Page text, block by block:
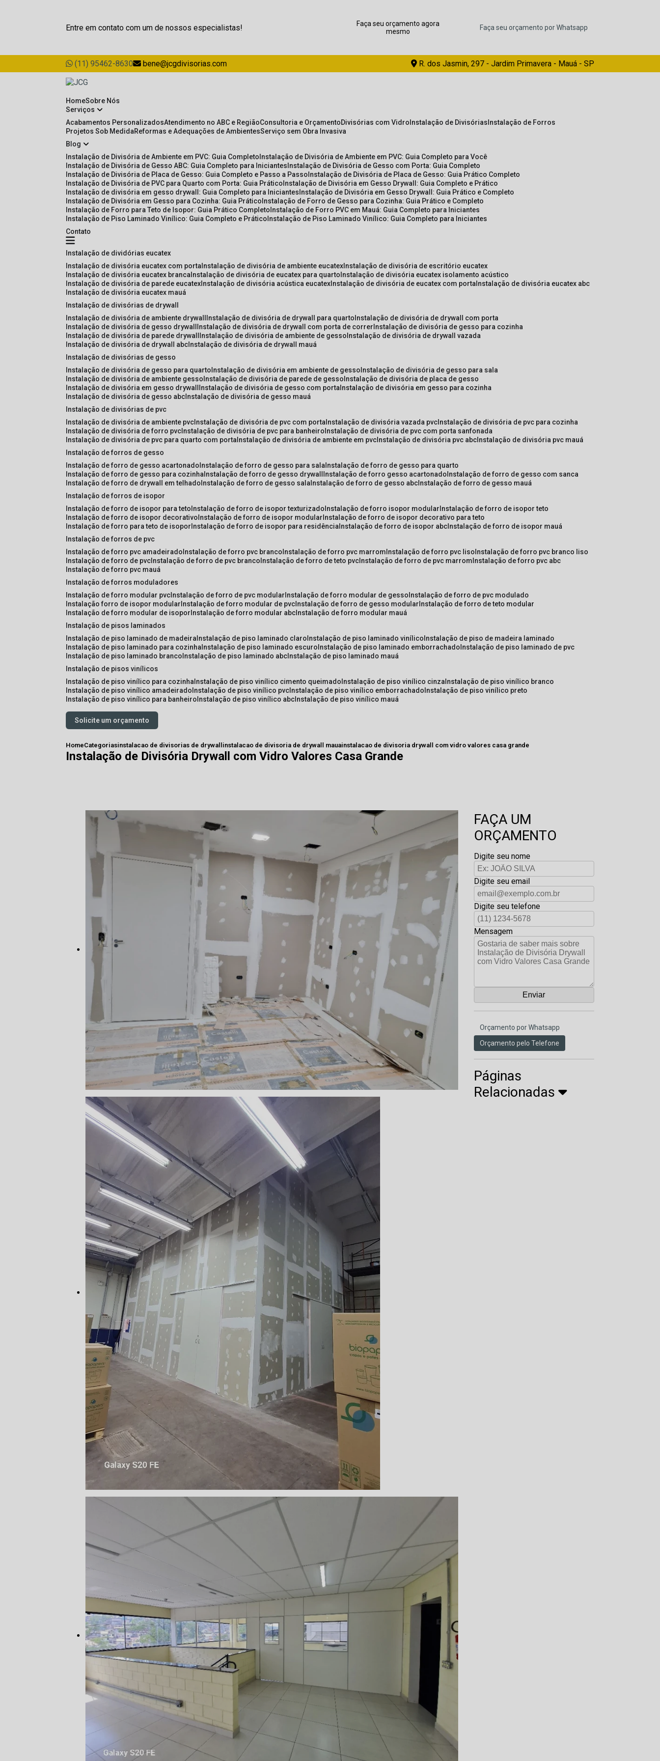
Entre em contato com um de nossos especialistas!
Faça seu orçamento agora
mesmo
Faça seu orçamento por Whatsapp
(11) 95462-8630 bene@jcgdivisorias.com R. dos Jasmin, 297 - Jardim Primavera - Mauá - SP
Home Sobre Nós
Serviços
Acabamentos Personalizados Atendimento no ABC e Região Consultoria e Orçamento Divisórias com Vidro Instalação de Divisórias Instalação de Forros
Projetos Sob Medida
Reformas e Adequações de Ambientes Serviço sem Obra Invasiva
Blog
Instalação de Divisória de Ambiente em PVC: Guia Completo Instalação de Divisória de Ambiente em PVC: Guia Completo para Você
Instalação de Divisória de Gesso ABC: Guia Completo para Iniciantes Instalação de Divisória de Gesso com Porta: Guia Completo
Instalação de Divisória de Placa de Gesso: Guia Completo e Passo a Passo Instalação de Divisória de Placa de Gesso: Guia Prático Completo
Instalação de Divisória de PVC para Quarto com Porta: Guia Prático Instalação de Divisória em Gesso Drywall: Guia Completo e Prático
Instalação de divisória em gesso drywall: Guia Completo para Iniciantes Instalação de Divisória em Gesso Drywall: Guia Prático e Completo
Instalação de Divisória em Gesso para Cozinha: Guia Prático Instalação de Forro de Gesso para Cozinha: Guia Prático e Completo
Instalação de Forro para Teto de Isopor: Guia Prático Completo Instalação de Forro PVC em Mauá: Guia Completo para Iniciantes
Instalação de Piso Laminado Vinílico: Guia Completo e Prático Instalação de Piso Laminado Vinílico: Guia Completo para Iniciantes
Contato
instalação de dividórias eucatex
instalação de divisória eucatex com porta instalação de divisória de ambiente eucatex instalação de divisória de escritório eucatex
instalação de divisória eucatex branca instalação de divisória de eucatex para quarto instalação de divisória eucatex isolamento acústico
instalação de divisória de parede eucatex instalação de divisória acústica eucatex instalação de divisória de eucatex com porta instalação de divisória eucatex abc
instalação de divisória eucatex mauá
instalação de divisórias de drywall
instalação de divisória de ambiente drywall
instalação de divisória de drywall para quarto instalação de divisória de drywall com porta
instalação de divisória de gesso drywall
instalação de divisória de drywall com porta de correr instalação de divisória de gesso para cozinha
instalação de divisória de parede drywall
instalação de divisória de ambiente de gesso instalação de divisória de drywall vazada
instalação de divisória de drywall abc instalação de divisória de drywall mauá
instalação de divisórias de gesso
instalação de divisória de gesso para quarto instalação de divisória em ambiente de gesso instalação de divisória de gesso para sala
instalação de divisória de ambiente gesso instalação de divisória de parede de gesso instalação de divisória de placa de gesso
instalação de divisória em gesso drywall
instalação de divisória de gesso com porta instalação de divisória em gesso para cozinha
instalação de divisória de gesso abc instalação de divisória de gesso mauá
instalação de divisórias de pvc
instalação de divisória de ambiente pvc instalação de divisória de pvc com porta instalação de divisória vazada pvc instalação de divisória de pvc para cozinha
instalação de divisória de forro pvc instalação de divisória de pvc para banheiro instalação de divisória de pvc com porta sanfonada
instalação de divisória de pvc para quarto com porta instalação de divisória de ambiente em pvc instalação de divisória pvc abc instalação de divisória pvc mauá
instalação de forros de gesso
instalação de forro de gesso acartonado instalação de forro de gesso para sala instalação de forro de gesso para quarto
instalação de forro de gesso para cozinha instalação de forro de gesso drywall instalação de forro gesso acartonado instalação de forro de gesso com sanca
instalação de forro de drywall em telhado instalação de forro de gesso sala instalação de forro de gesso abc instalação de forro de gesso mauá
instalação de forros de isopor
instalação de forro de isopor para teto instalação de forro de isopor texturizado instalação de forro isopor modular instalação de forro de isopor teto
instalação de forro de isopor decorativo instalação de forro de isopor modular instalação de forro de isopor decorativo para teto
instalação de forro para teto de isopor instalação de forro de isopor para residência instalação de forro de isopor abc instalação de forro de isopor mauá
instalação de forros de pvc
instalação de forro pvc amadeirado instalação de forro pvc branco instalação de forro pvc marrom instalação de forro pvc liso instalação de forro pvc branco liso
instalação de forro de pvc instalação de forro de pvc branco instalação de forro de teto pvc instalação de forro de pvc marrom instalação de forro pvc abc
instalação de forro pvc mauá
instalação de forros moduladores
instalação de forro modular pvc instalação de forro de pvc modular instalação de forro modular de gesso instalação de forro de pvc modulado
instalação forro de isopor modular instalação de forro modular de pvc instalação de forro de gesso modular instalação de forro de teto modular
instalação de forro modular de isopor instalação de forro modular abc instalação de forro modular mauá
instalação de pisos laminados
instalação de piso laminado de madeira instalação de piso laminado claro instalação de piso laminado vinílico instalação de piso de madeira laminado
instalação de piso laminado para cozinha instalação de piso laminado escuro instalação de piso laminado emborrachado instalação de piso laminado de pvc
instalação de piso laminado branco instalação de piso laminado abc instalação de piso laminado mauá
instalação de pisos vinílicos
instalação de piso vinílico para cozinha instalação de piso vinílico cimento queimado instalação de piso vinílico cinza instalação de piso vinílico branco
instalação de piso vinílico amadeirado instalação de piso vinílico pvc instalação de piso vinílico emborrachado instalação de piso vinílico preto
instalação de piso vinílico para banheiro instalação de piso vinílico abc instalação de piso vinílico mauá
Solicite um orçamento
HomeCategoriasinstalacao de divisorias de drywall instalacao de divisoria de drywall mauainstalacao de divisoria drywall com vidro valores casa grande
Instalação de Divisória Drywall com Vidro Valores Casa Grande
FAÇA UM
ORÇAMENTO
Digite seu nome
Digite seu email
Digite seu telefone
Mensagem
Orçamento por Whatsapp
Orçamento pelo Telefone
Páginas
Relacionadas